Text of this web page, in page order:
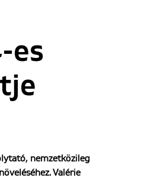
es
nemzetközileg
Valérie